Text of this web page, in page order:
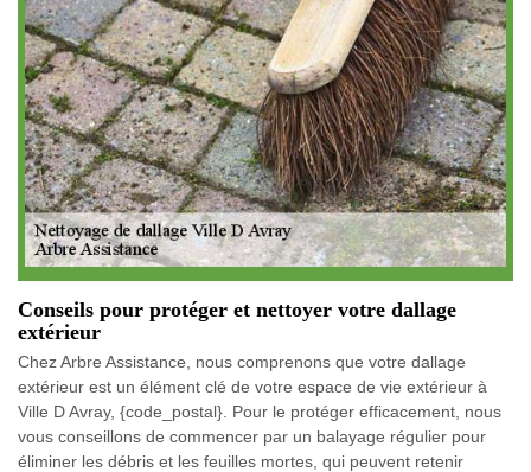
Conseils pour protéger et nettoyer votre dallage
extérieur
Chez Arbre Assistance, nous comprenons que votre dallage
extérieur est un élément clé de votre espace de vie extérieur à
Ville D Avray, {code_postal}. Pour le protéger efficacement, nous
vous conseillons de commencer par un balayage régulier pour
éliminer les débris et les feuilles mortes, qui peuvent retenir